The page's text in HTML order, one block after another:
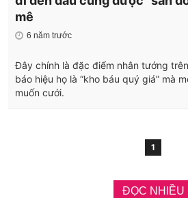
mê
6 năm trước
Đây chính là đặc điểm nhân tướng
báo hiệu họ là “kho báu quý giá” mà
muốn cưới.
1
ĐỌC NHIỀU